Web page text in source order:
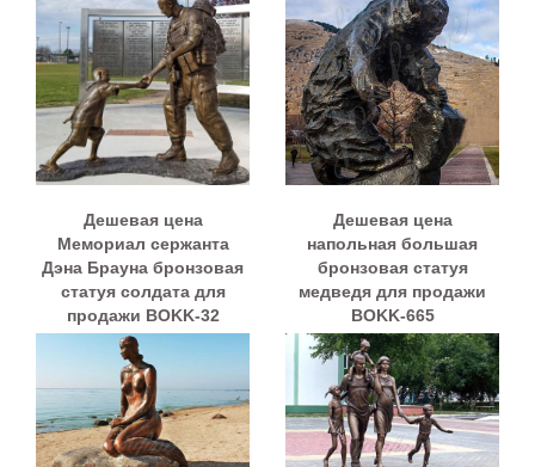
Дешевая цена
Мемориал сержанта
Дэна Брауна бронзовая
статуя солдата для
продажи BOKK-32
Дешевая цена
напольная большая
бронзовая статуя
медведя для продажи
BOKK-665